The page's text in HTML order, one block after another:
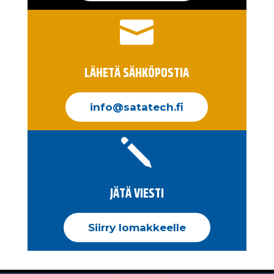

LÄHETÄ SÄHKÖPOSTIA
info@satatech.fi
j
JÄTÄ VIESTI
Siirry lomakkeelle